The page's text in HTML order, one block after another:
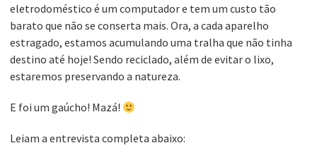
eletrodoméstico é um computador e tem um custo tão
barato que não se conserta mais. Ora, a cada aparelho
estragado, estamos acumulando uma tralha que não tinha
destino até hoje! Sendo reciclado, além de evitar o lixo,
estaremos preservando a natureza.
E foi um gaúcho! Mazá!
Leiam a entrevista completa abaixo: